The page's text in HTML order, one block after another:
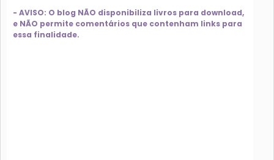
- AVISO: O blog NÃO disponibiliza livros para download,
e NÃO permite comentários que contenham links para
essa finalidade.